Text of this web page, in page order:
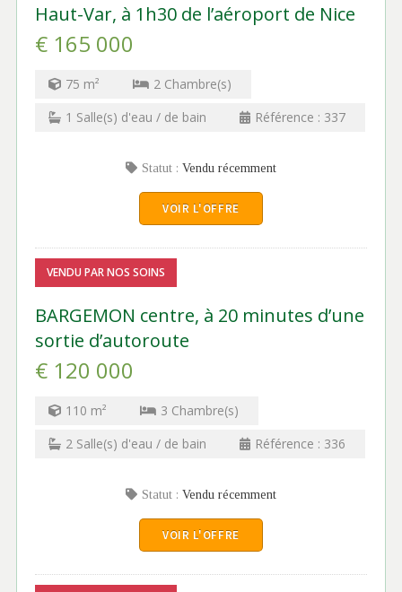
Haut-Var, à 1h30 de l’aéroport de Nice
€ 165 000
75 m² 2 Chambre(s)
1 Salle(s) d'eau / de bain Référence : 337
Statut : Vendu récemment
VOIR L'OFFRE
VENDU PAR NOS SOINS
BARGEMON centre, à 20 minutes d’une
sortie d’autoroute
€ 120 000
110 m² 3 Chambre(s)
2 Salle(s) d'eau / de bain Référence : 336
Statut : Vendu récemment
VOIR L'OFFRE